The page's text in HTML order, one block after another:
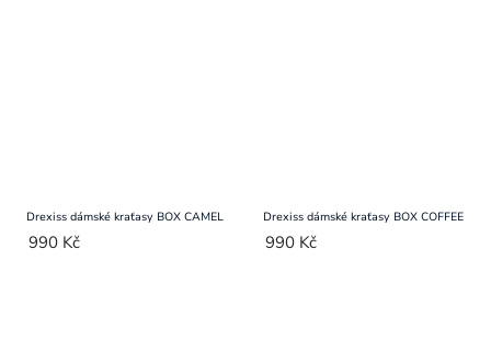
Drexiss dámské kraťasy BOX CAMEL
990 Kč
Drexiss dámské kraťasy BOX COFFEE
990 Kč